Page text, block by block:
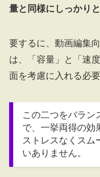
量と同様にしっかり
要するに、動画編集
は、「容量」と「速
面を考慮に入れる必
この二つをバラン
で、一挙両得の効
ストレスなくスム
いありません。